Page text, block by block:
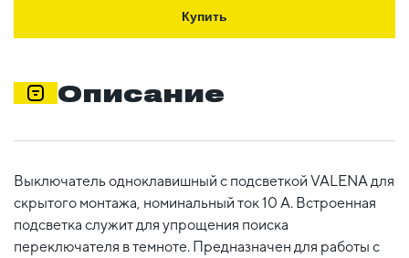
Купить
Описание
Выключатель одноклавишный с подсветкой VALENA для
скрытого монтажа, номинальный ток 10 А. Встроенная
подсветка служит для упрощения поиска
переключателя в темноте. Предназначен для работы с